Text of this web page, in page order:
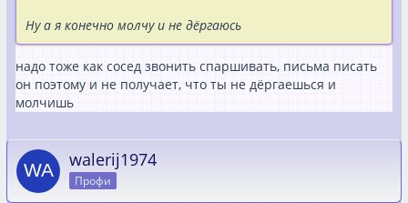
Ну а я конечно молчу и не дёргаюсь
надо тоже как сосед звонить спаршивать, письма писать
он поэтому и не получает, что ты не дёргаешься и
молчишь
walerij1974
Профи